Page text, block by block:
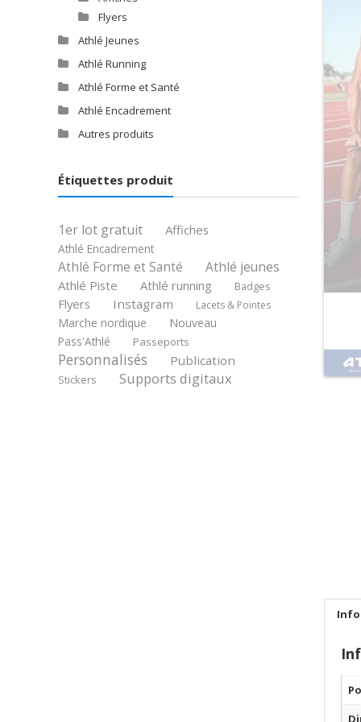
Flyers
Athlé Jeunes
Athlé Running
Athlé Forme et Santé
Athlé Encadrement
Autres produits
Étiquettes produit
1er lot gratuit Affiches
Athlé Encadrement
Athlé Forme et Santé Athlé jeunes
Athlé Piste Athlé running Badges
Flyers Instagram Lacets & Pointes
Marche nordique Nouveau
Pass'Athlé Passeports
Personnalisés Publication
Stickers Supports digitaux